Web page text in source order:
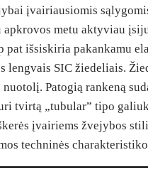
įvairiausiomis
metu aktyviau
išsiskiria pakankamu
SIC žiedeliais.
Patogią rankeną
tvirtą „tubular” tipo
įvairiems žvejybos
techninės